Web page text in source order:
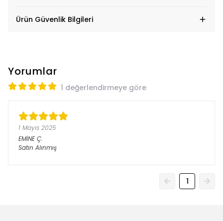
Ürün Güvenlik Bilgileri
Yorumlar
1 değerlendirmeye göre
1 Mayıs 2025
EMİNE Ç.
Satın Alınmış
1